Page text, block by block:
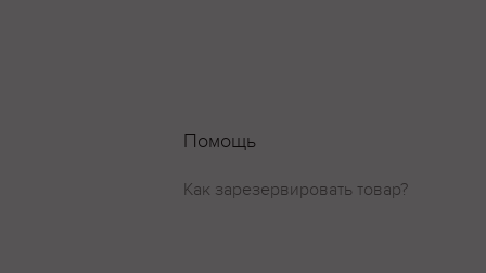
Помощь
Как зарезервировать товар?